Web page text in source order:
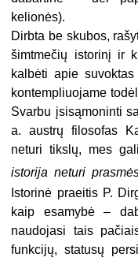
kelionės).
Dirbta be skubos,
šimtmečių istorinį ir
kalbėti apie
kontempliuojame
Svarbu įsisąmoninti
a. austrų filosofas
neturi tikslų, mes
istorija neturi
Istorinė praeitis P.
kaip esamybė –
naudojasi tais
funkcijų, statusų